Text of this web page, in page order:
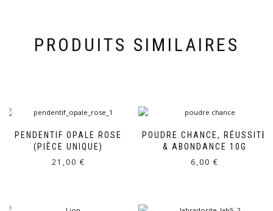
PRODUITS SIMILAIRES
PENDENTIF OPALE ROSE
(PIÈCE UNIQUE)
21,00 €
POUDRE CHANCE, RÉUSSITE
& ABONDANCE 10G
6,00 €